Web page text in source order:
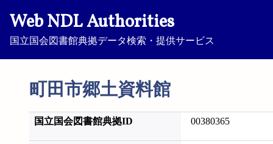
Web NDL Authorities
国立国会図書館典拠データ検索・提供サービス
町田市郷土資料館
国立国会図書館典拠ID 00380365